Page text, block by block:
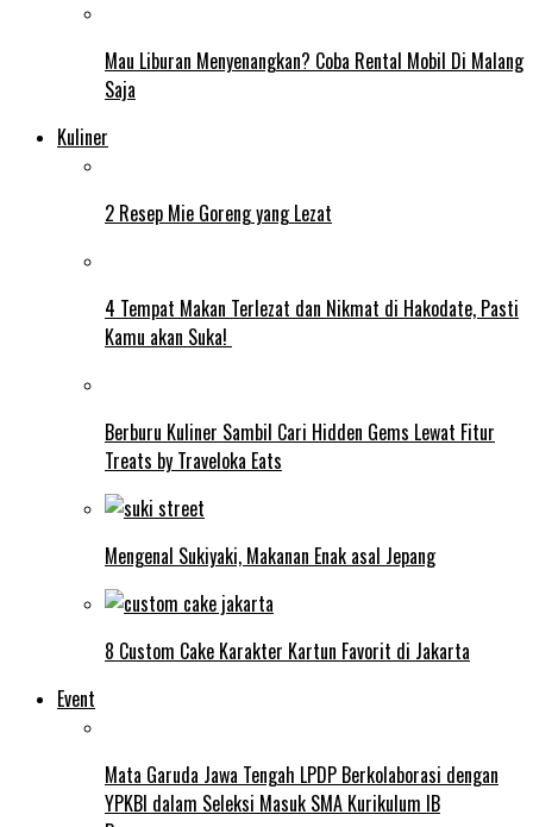
Mau Liburan Menyenangkan? Coba Rental Mobil Di Malang
Saja
Kuliner
2 Resep Mie Goreng yang Lezat
4 Tempat Makan Terlezat dan Nikmat di Hakodate, Pasti
Kamu akan Suka!
Berburu Kuliner Sambil Cari Hidden Gems Lewat Fitur
Treats by Traveloka Eats
Mengenal Sukiyaki, Makanan Enak asal Jepang
8 Custom Cake Karakter Kartun Favorit di Jakarta
Event
Mata Garuda Jawa Tengah LPDP Berkolaborasi dengan
YPKBI dalam Seleksi Masuk SMA Kurikulum IB